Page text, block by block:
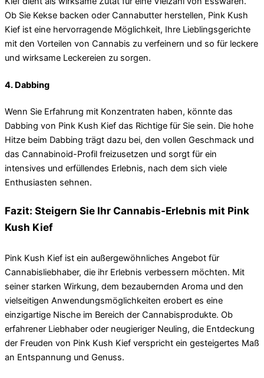
Ob Sie Kekse backen oder Cannabutter herstellen, Pink Kush
Kief ist eine hervorragende Möglichkeit, Ihre Lieblingsgerichte
mit den Vorteilen von Cannabis zu verfeinern und so für leckere
und wirksame Leckereien zu sorgen.
4. Dabbing
Wenn Sie Erfahrung mit Konzentraten haben, könnte das
Dabbing von Pink Kush Kief das Richtige für Sie sein. Die hohe
Hitze beim Dabbing trägt dazu bei, den vollen Geschmack und
das Cannabinoid-Profil freizusetzen und sorgt für ein
intensives und erfüllendes Erlebnis, nach dem sich viele
Enthusiasten sehnen.
Fazit: Steigern Sie Ihr Cannabis-Erlebnis mit Pink
Kush Kief
Pink Kush Kief ist ein außergewöhnliches Angebot für
Cannabisliebhaber, die ihr Erlebnis verbessern möchten. Mit
seiner starken Wirkung, dem bezaubernden Aroma und den
vielseitigen Anwendungsmöglichkeiten erobert es eine
einzigartige Nische im Bereich der Cannabisprodukte. Ob
erfahrener Liebhaber oder neugieriger Neuling, die Entdeckung
der Freuden von Pink Kush Kief verspricht ein gesteigertes Maß
an Entspannung und Genuss.